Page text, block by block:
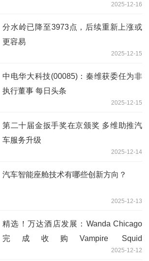
2025-12-16
分水岭已降至3973点，后续重新上涨或
更容易
2025-12-15
中电华大科技(00085)：秦维获委任为非
执行董事 每日头条
2025-12-15
第二十届金扳手奖在京颁奖 多维助推汽
车服务升级
2025-12-14
汽车智能座舱技术有哪些创新方向？
2025-12-13
精选！万达酒店发展：Wanda Chicago
完成收购Vampire Squid
2025-12-12